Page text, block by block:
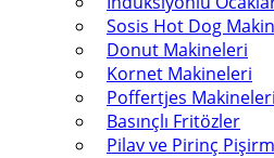
Sosis Hot Dog
Donut Makineleri
Kornet Makineleri
Poffertjes Makineleri
Basınçlı Fritözler
Pilav ve Pirinç